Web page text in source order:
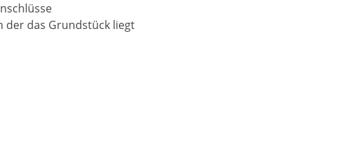
der das Grundstück liegt